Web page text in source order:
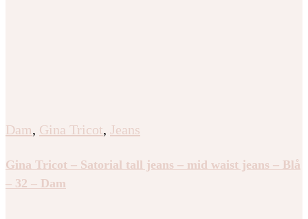
Dam, Gina Tricot, Jeans
Gina Tricot – Satorial tall jeans – mid waist jeans – Blå
– 32 – Dam